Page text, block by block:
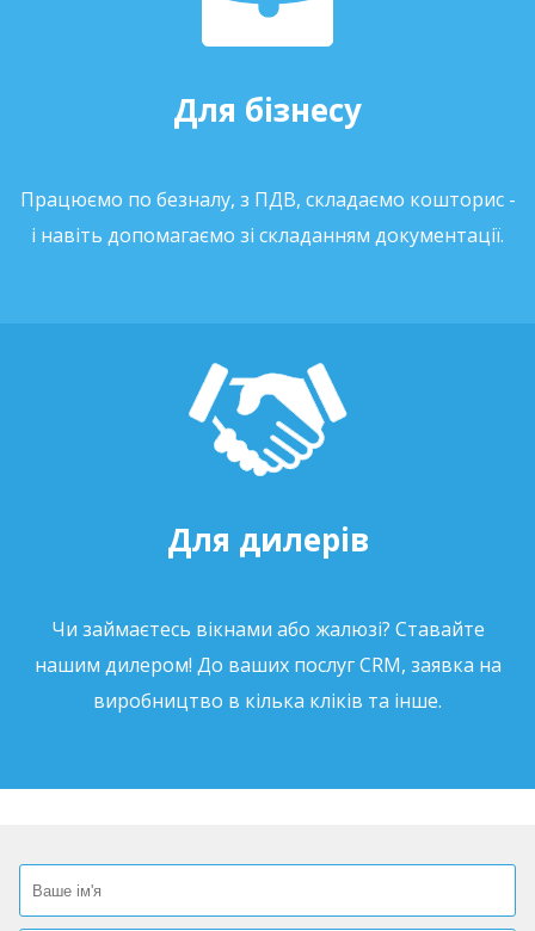
Для бізнесу
Працюємо по безналу, з ПДВ, складаємо кошторис -
і навіть допомагаємо зі складанням документації.
Для дилерів
Чи займаєтесь вікнами або жалюзі? Ставайте
нашим дилером! До ваших послуг CRM, заявка на
виробництво в кілька кліків та інше.